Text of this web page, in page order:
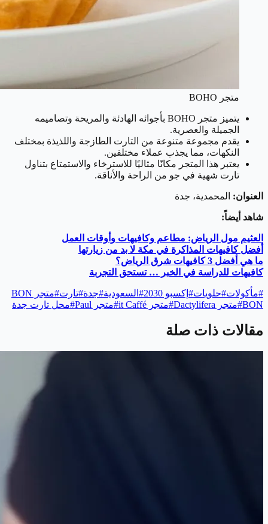
متجر BOHO
يتميز متجر BOHO بأجوائه الهادئة والمريحة وتصاميمه
الجميلة والعصرية.
يقدم مجموعة متنوعة من التارت الطازجة واللذيذة بمختلف
النكهات، مما يجذب عملاء مختلفين.
يعتبر هذا المتجر مكانًا مثاليًا للاسترخاء والاستمتاع بتناول
تارت شهية في جو من الراحة والأناقة.
العنوان: المحمدية، جدة
شاهد أيضاً:
العثيم مول الرياض: مطاعم وكافيهات وأوقات العمل
أفضل كافيهات المذاكرة في مكة لا بد من زيارتها
ما هي أفضل 3 كافيهات شرق الرياض؟
كافيهات للدراسة في الخبر … تستحق التجربة
#مأكولات#حلويات# إكسبو 2030 # السعودية#جدة#تارت#
متجر BON
BON
#متجر Dactylifera #متجر it Caffé #متجر Paul #محل تارت جدة
مقالات ذات صلة